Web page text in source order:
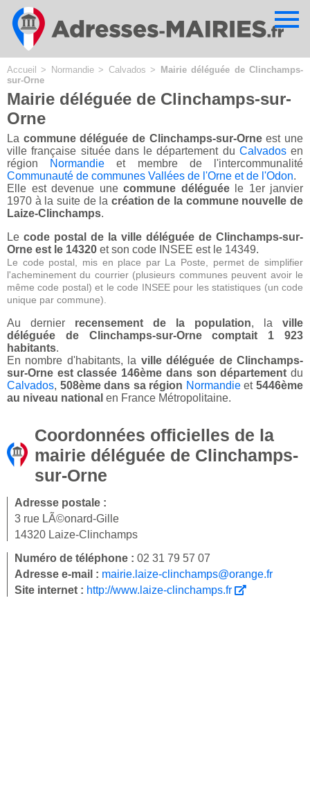
Accueil > Normandie> Calvados >
Mairie déléguée de Clinchamps-
sur-Orne
Mairie déléguée de Clinchamps-sur-
Orne
La commune déléguée de Clinchamps-sur-Orneest une
ville française située dans le département du Calvadosen
région
Normandie et membre de l'intercommunalité
Communauté de communes Vallées de l'Orne et de l'Odon.
Elle est devenue une commune déléguéele 1er janvier
1970 à la suite de la création de la commune nouvelle de
Laize-Clinchamps.
Le code postal de la ville déléguée de Clinchamps-sur-
Orne est le 14320 et son code INSEE est le 14349.
Le code postal, mis en place par La Poste, permet de simplifier
l'acheminement du courrier (plusieurs communes peuvent avoir le
même code postal) et le code INSEE pour les statistiques (un code
unique par commune).
Au dernier recensement de la population, la ville
déléguée de Clinchamps-sur-Orne comptait 1 923
habitants.
En nombre d'habitants, la ville déléguée de Clinchamps-
sur-Orne est classée 146ème dans son département du
Calvados, 508ème dans sa région Normandieet5446ème
au niveau national en France Métropolitaine.
Coordonnées officielles de la
mairie déléguée de Clinchamps-
sur-Orne
Adresse postale :
3 rue LÃ©onard-Gille
14320 Laize-Clinchamps
Numéro de téléphone : 02 31 79 57 07
Adresse e-mail : mairie.laize-clinchamps@orange.fr
Site internet : http://www.laize-clinchamps.fr
Cookies management panel